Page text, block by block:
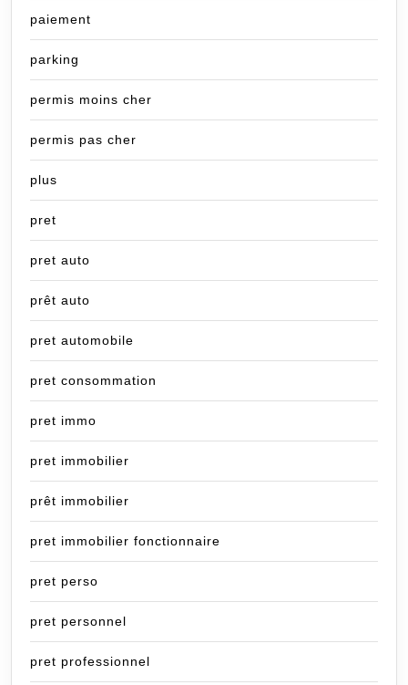
paiement
parking
permis moins cher
permis pas cher
plus
pret
pret auto
prêt auto
pret automobile
pret consommation
pret immo
pret immobilier
prêt immobilier
pret immobilier fonctionnaire
pret perso
pret personnel
pret professionnel